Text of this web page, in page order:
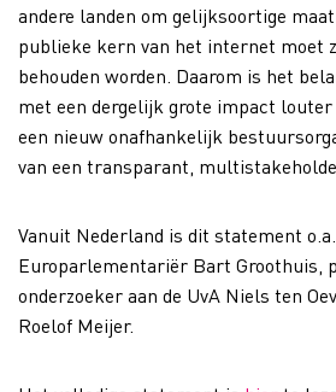
andere landen om gelijksoortige
publieke kern van het internet moet
behouden worden. Daarom is het
met een dergelijk grote impact
een nieuw onafhankelijk
van een transparant,
Vanuit Nederland is dit statement
Europarlementariër Bart Groothuis,
onderzoeker aan de UvA Niels ten
Roelof Meijer.